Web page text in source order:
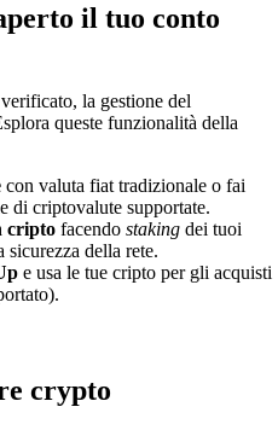
il tuo conto
la gestione del
queste funzionalità della
con valuta fiat tradizionale o fai
di criptovalute supportate.
cripto facendo staking dei tuoi
sicurezza della rete.
e usa le tue cripto per gli acquisti
crypto